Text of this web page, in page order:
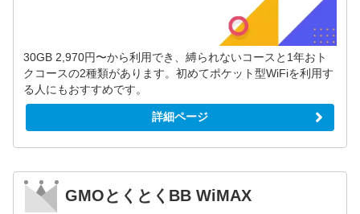
30GB 2,970円〜から利用でき、縛られないコースと1年おト
クコースの2種類があります。初めてポケット型WiFiを利用す
る人にもおすすめです。
詳細ページ
GMOとくとくBB WiMAX